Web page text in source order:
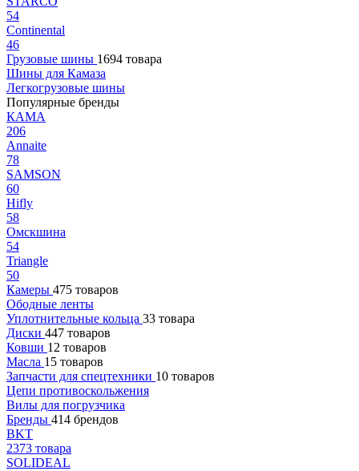
54
Continental
46
Грузовые шины 1694 товара
Шины для Камаза
Легкогрузовые шины
Популярные бренды
КАМА
206
Annaite
78
SAMSON
60
Hifly
58
Омскшина
54
Triangle
50
Камеры 475 товаров
Ободные ленты
Уплотнительные кольца 33 товара
Диски 447 товаров
Ковши 12 товаров
Масла 15 товаров
Запчасти для спецтехники 10 товаров
Цепи противоскольжения
Вилы для погрузчика
Бренды 414 брендов
BKT
2373 товара
SOLIDEAL